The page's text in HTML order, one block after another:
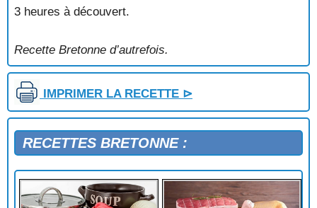
3 heures à découvert.
Recette Bretonne d’autrefois.
IMPRIMER LA RECETTE ⊳
RECETTES BRETONNE :